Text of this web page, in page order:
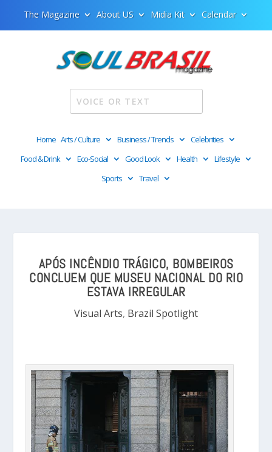
The Magazine About US Midia Kit Calendar
Home Arts / Culture Business / Trends
Celebrities
Food & Drink
Eco-Social Good Look Health
Lifestyle
Sports
Travel
APÓS INCÊNDIO TRÁGICO, BOMBEIROS
CONCLUEM QUE MUSEU NACIONAL DO RIO
ESTAVA IRREGULAR
Visual Arts, Brazil Spotlight